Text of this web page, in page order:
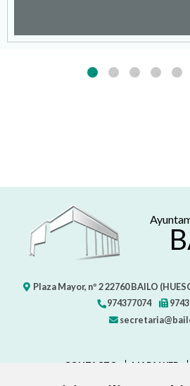
Plaza Mayor, nº 222760 BAILO
974377074
CONTACTO MAPA WEB
PROTECCIÓN DE DATOS